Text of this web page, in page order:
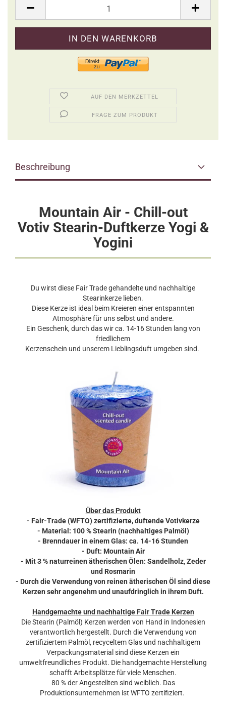
AUF DEN MERKZETTEL
FRAGE ZUM PRODUKT
Beschreibung
Mountain Air - Chill-out
Votiv Stearin-Duftkerze Yogi &
Yogini
Du wirst diese Fair Trade gehandelte und nachhaltige
Stearinkerze lieben.
Diese Kerze ist ideal beim Kreieren einer entspannten
Atmosphäre für uns selbst und andere.
Ein Geschenk, durch das wir ca. 14-16 Stunden lang von
friedlichem
Kerzenschein und unserem Lieblingsduft umgeben sind.
Über das Produkt
- Fair-Trade (WFTO) zertifizierte, duftende Votivkerze
- Material: 100 % Stearin (nachhaltiges Palmöl)
- Brenndauer in einem Glas: ca. 14-16 Stunden
- Duft: Mountain Air
- Mit 3 % naturreinen ätherischen Ölen: Sandelholz, Zeder
und Rosmarin
- Durch die Verwendung von reinen ätherischen Öl sind diese
Kerzen sehr angenehm und unaufdringlich in ihrem Duft.
Handgemachte und nachhaltige Fair Trade Kerzen
Die Stearin (Palmöl) Kerzen werden von Hand in Indonesien
verantwortlich hergestellt. Durch die Verwendung von
zertifiziertem Palmöl, recyceltem Glas und nachhaltigem
Verpackungsmaterial sind diese Kerzen ein
umweltfreundliches Produkt. Die handgemachte Herstellung
schafft Arbeitsplätze für viele Menschen.
80 % der Angestellten sind weiblich. Das
Produktionsunternehmen ist WFTO zertifiziert.